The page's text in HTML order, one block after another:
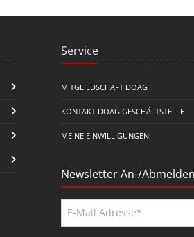
Service
MITGLIEDSCHAFT DOAG
KONTAKT DOAG GESCHÄFTSTELLE
MEINE EINWILLIGUNGEN
Newsletter An-/